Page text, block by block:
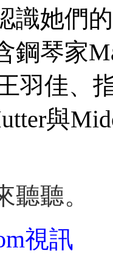
識她們
鋼琴家
羽佳、
與
聽。
視訊